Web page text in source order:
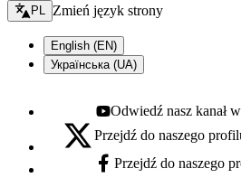
Zmień język - bieżący:
PL Zmień język strony
English (EN)
Українська (UA)
Youtube - otwiera się w nowej
Odwiedź nasz kanał
X - otwiera się w nowej karcie
Przejdź do naszego
Facebook - otwiera się w nowej
Przejdź do naszego